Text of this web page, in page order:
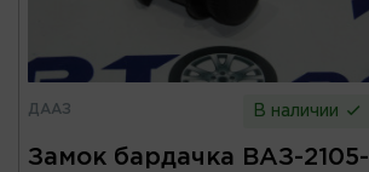
ДААЗ В наличии
Замок бардачка ВАЗ-2105-